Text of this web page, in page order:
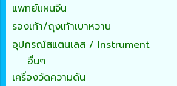
แพทย์แผนจีน
รองเท้า/ถุงเท้าเบาหวาน
อุปกรณ์สแตนเลส / Instrument
อื่นๆ
เครื่องวัดความดัน